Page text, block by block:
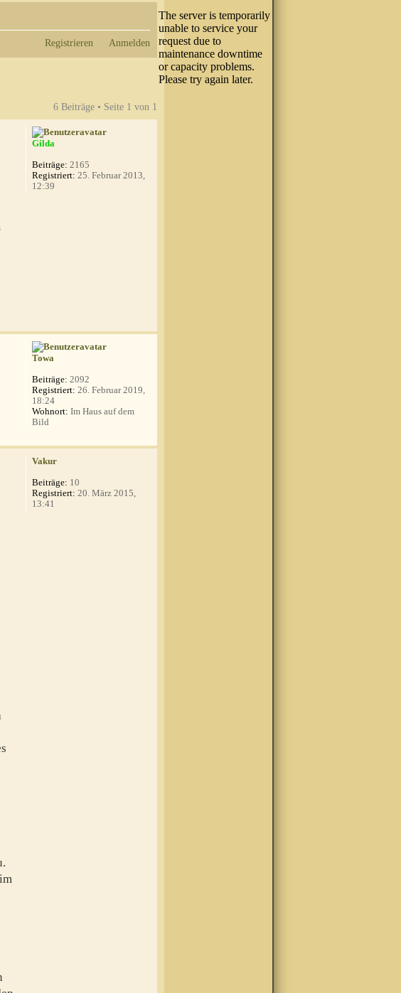
Registrieren Anmelden
6 Beiträge • Seite 1 von 1
Gilda
Beiträge: 2165
Registriert: 25. Februar 2013,
12:39
Towa
Beiträge: 2092
Registriert: 26. Februar 2019,
18:24
Wohnort: Im Haus auf dem
Bild
Vakur
Beiträge: 10
Registriert: 20. März 2015,
13:41